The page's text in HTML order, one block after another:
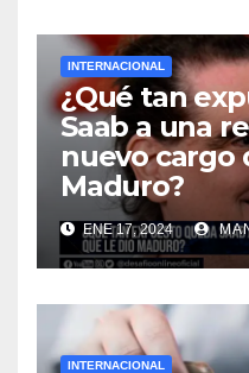
INTERNACIONAL
¿Qué tan
Saab a una
nuevo cargo
Maduro?
ENE 17, 2024
INTERNACIONAL